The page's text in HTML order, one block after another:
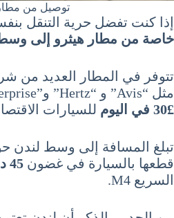
توصيل من
إذا كنت تفضل حرية التنقل
خاصة من مطار هيثرو إلى وسط
تتوفر في المطار العديد من
مثل “Avis” و “Hertz” و”Enterprise”، بأسعار تبدأ من
£30 في اليوم
للسيارات
تبلغ المسافة إلى وسط لندن
قطعها بالسيارة في غضون 45 دقيقة
السريع M4.